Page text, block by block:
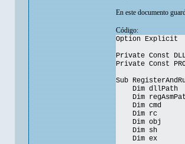
En este documento
Código:
Option Explicit
Private Const
Private Const
Sub
Dim
Dim
Dim cmd
Dim rc
Dim obj
Dim sh
Dim ex